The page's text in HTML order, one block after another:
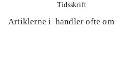
Tidsskrift
Artiklerne i handler ofte om